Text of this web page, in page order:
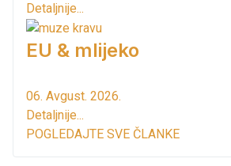
Detaljnije...
EU & mlijeko
06. Avgust. 2026.
Detaljnije...
POGLEDAJTE SVE ČLANKE